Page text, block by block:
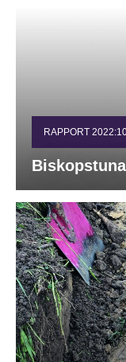
RAPPORT